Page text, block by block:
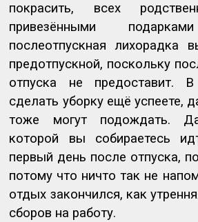
покрасить, всех
привезёнными
послеотпускная лихорадка
предотпускной, поскольку
отпуска не предоставит.
сделать уборку ещё успеете,
тоже могут подождать.
которой вы собираетесь
первый день после отпуска,
потому что ничто так не
отдых закончился, как
сборов на работу.